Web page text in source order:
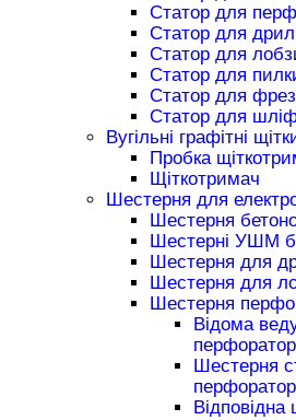
Статор для
Статор для
Статор для
Статор для
Статор для
Статор для
Вугільні графітні
Пробка
Щіткотримач
Шестерня для
Шестерня
Шестерні УШМ
Шестерня для
Шестерня для
Шестерня
Відома
Шестерня